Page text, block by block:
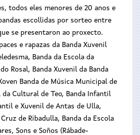
todos eles menores de 20 anos e
escollidas por sorteo entre
se presentaron ao proxecto.
e rapazas da Banda Xuvenil
Banda da Escola da
Rosal, Banda Xuvenil da Banda
Banda de Música Municipal de
da Cultural de Teo, Banda Infantil
e Xuvenil de Antas de Ulla,
de Ribadulla, Banda da Escola
Sons e Soños (Rábade-